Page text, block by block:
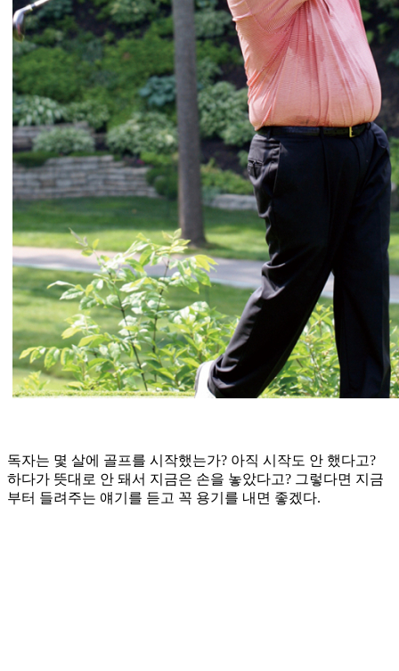
독자는 몇 살에 골프를 시작했는가? 아직 시작도 안 했다고?
하다가 뜻대로 안 돼서 지금은 손을 놓았다고? 그렇다면 지금
부터 들려주는 얘기를 듣고 꼭 용기를 내면 좋겠다.